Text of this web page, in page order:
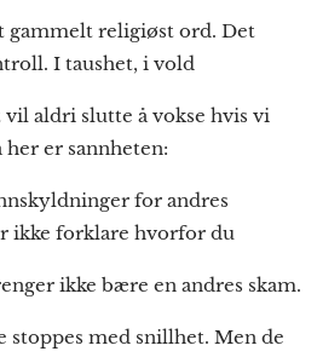
gammelt religiøst ord. Det
I taushet, i vold
aldri slutte å vokse hvis vi
her er sannheten:
for andres
ikke forklare hvorfor du
ikke bære en andres skam.
stoppes med snillhet. Men de